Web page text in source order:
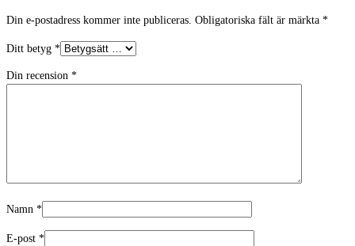
Din e-postadress kommer inte publiceras. Obligatoriska fält är märkta *
Ditt betyg *
Din recension *
Namn *
E-post *